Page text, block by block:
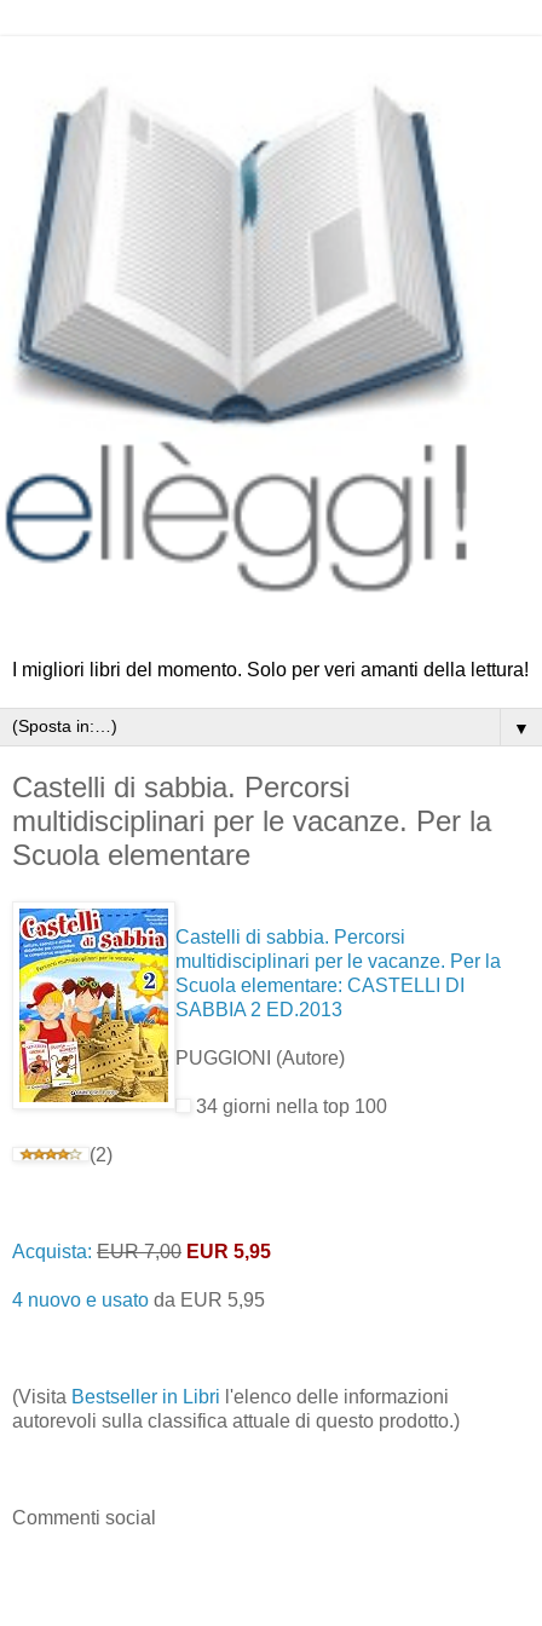
I migliori libri del momento. Solo per veri amanti della lettura!
▼
Castelli di sabbia. Percorsi
multidisciplinari per le vacanze. Per la
Scuola elementare
Castelli di sabbia. Percorsi
multidisciplinari per le vacanze. Per la
Scuola elementare: CASTELLI DI
SABBIA 2 ED.2013
PUGGIONI (Autore)
34 giorni nella top 100
(2)
Acquista: EUR 7,00 EUR 5,95
4 nuovo e usato da EUR 5,95
(Visita Bestseller in Libri l'elenco delle informazioni
autorevoli sulla classifica attuale di questo prodotto.)
Commenti social